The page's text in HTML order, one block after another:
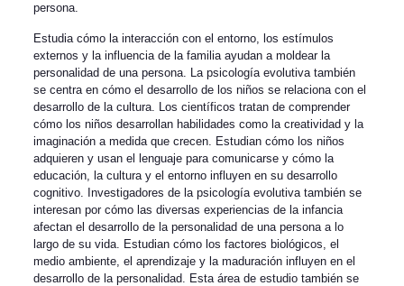
persona.
Estudia cómo la interacción con el entorno, los estímulos
externos y la influencia de la familia ayudan a moldear la
personalidad de una persona. La psicología evolutiva también
se centra en cómo el desarrollo de los niños se relaciona con el
desarrollo de la cultura. Los científicos tratan de comprender
cómo los niños desarrollan habilidades como la creatividad y la
imaginación a medida que crecen. Estudian cómo los niños
adquieren y usan el lenguaje para comunicarse y cómo la
educación, la cultura y el entorno influyen en su desarrollo
cognitivo. Investigadores de la psicología evolutiva también se
interesan por cómo las diversas experiencias de la infancia
afectan el desarrollo de la personalidad de una persona a lo
largo de su vida. Estudian cómo los factores biológicos, el
medio ambiente, el aprendizaje y la maduración influyen en el
desarrollo de la personalidad. Esta área de estudio también se